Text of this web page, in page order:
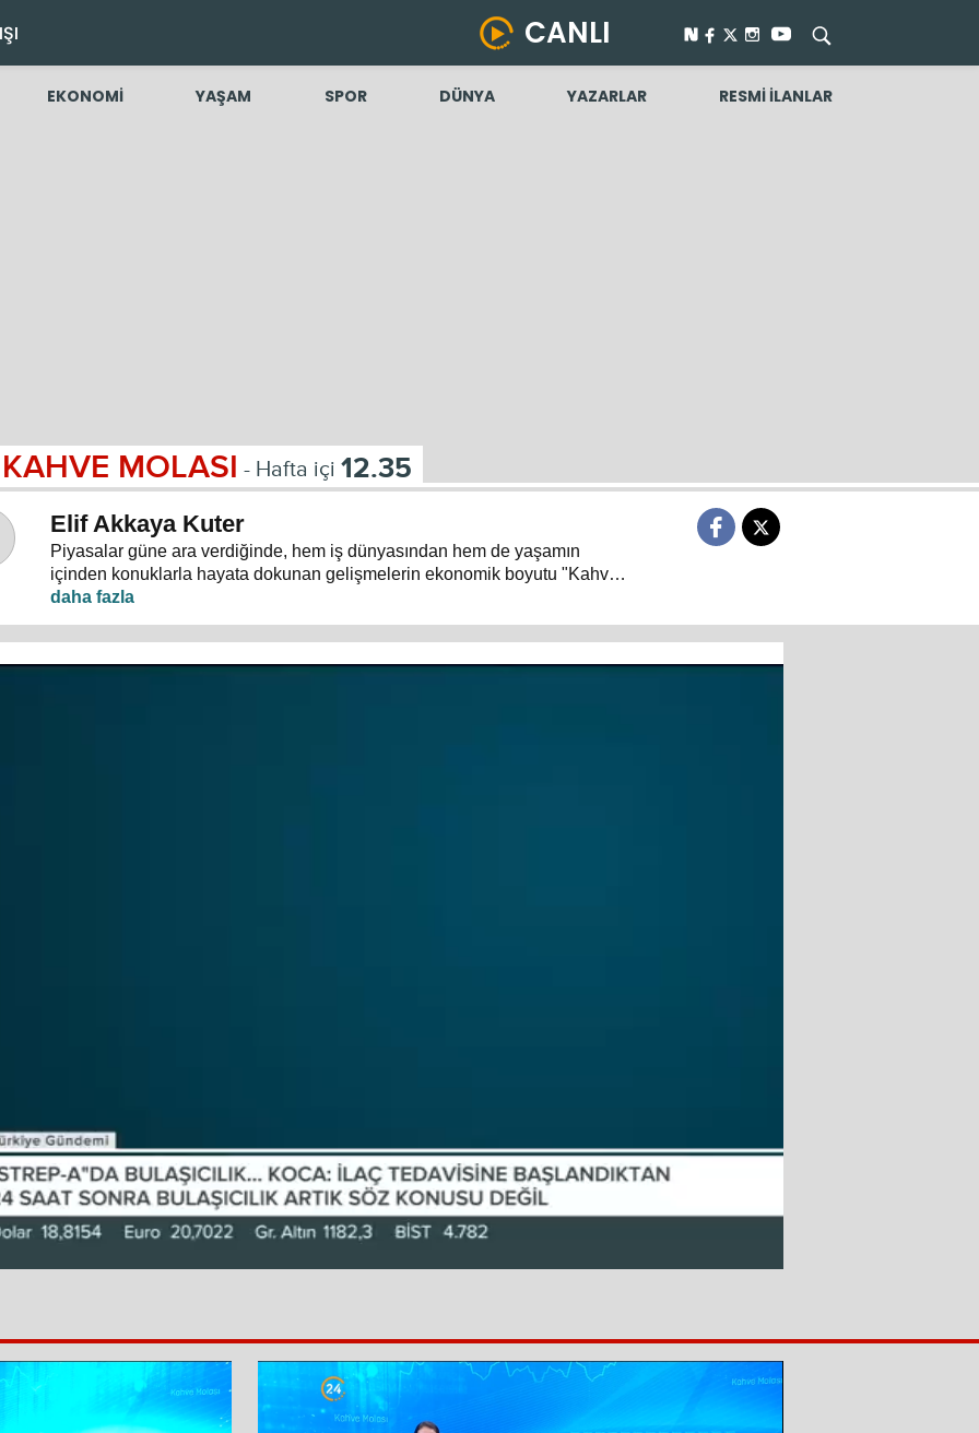
CANLI
EKONOMİ YAŞAM SPOR DÜNYA YAZARLAR RESMİ İLANLAR
KAHVE MOLASI - Hafta içi 12.35
Elif Akkaya Kuter
Piyasalar güne ara verdiğinde, hem iş dünyasından hem de yaşamın
içinden konuklarla hayata dokunan gelişmelerin ekonomik boyutu "Kahve
Molası"nda masaya yatırılıyor.